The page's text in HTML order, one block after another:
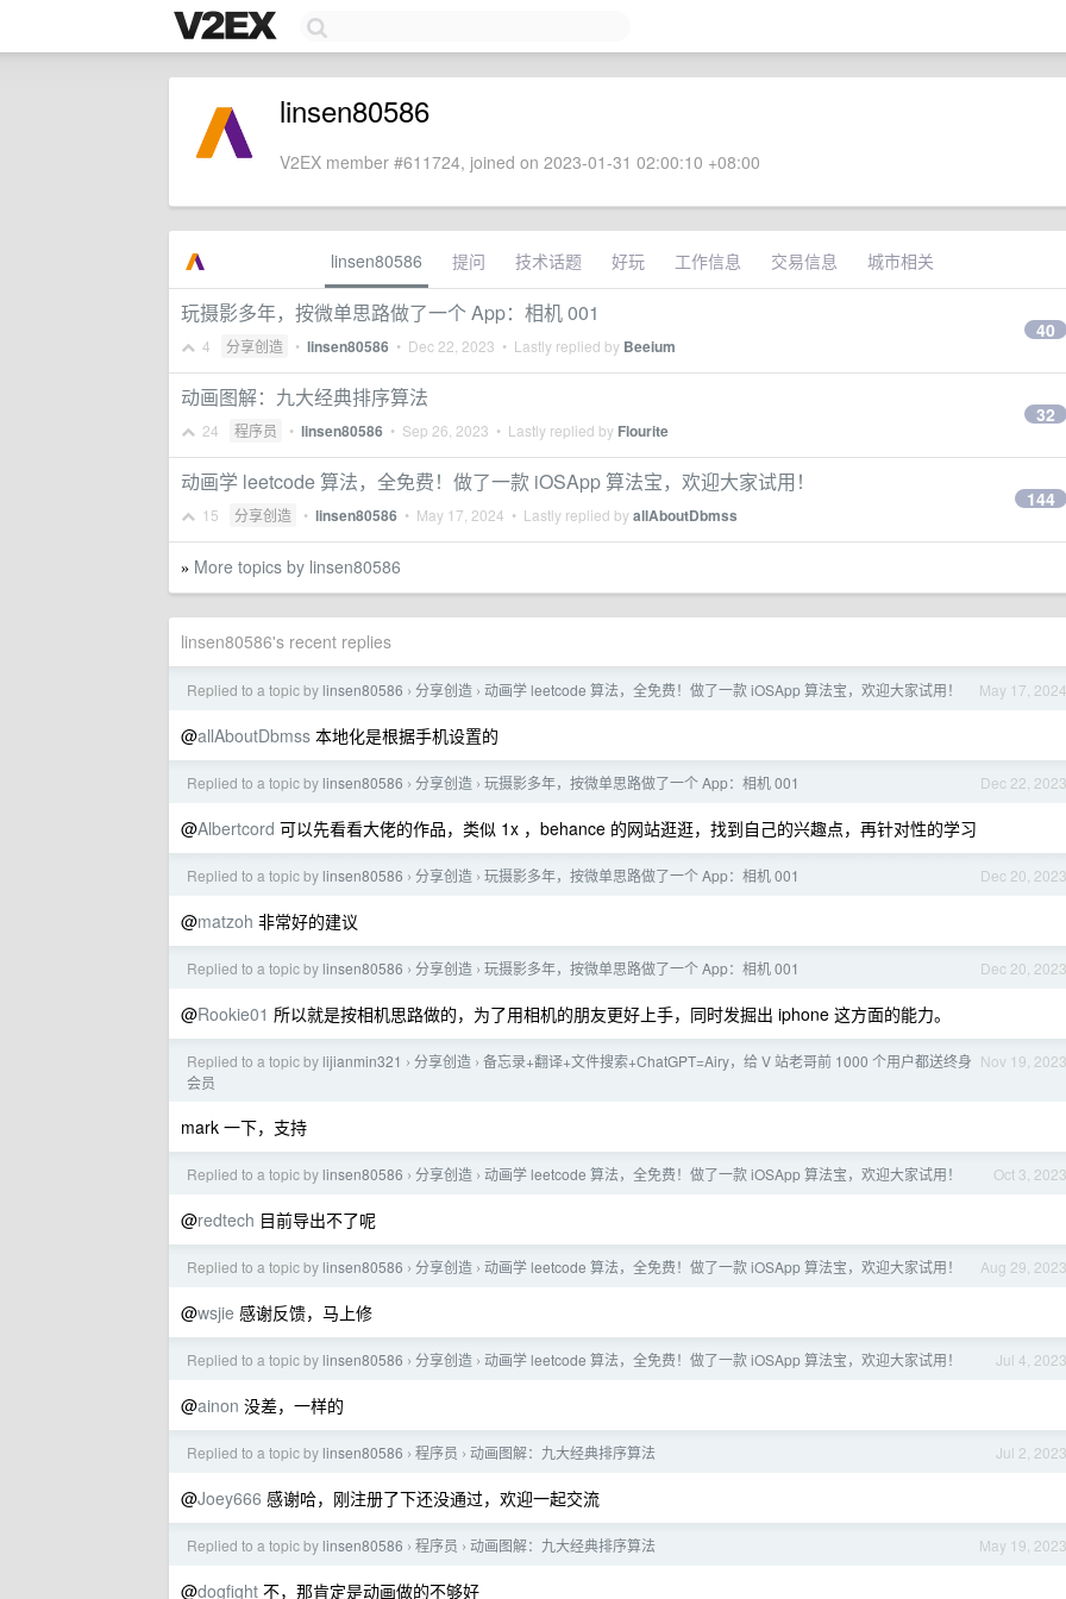
linsen80586
V2EX member #611724, joined on 2023-01-31 02:00:10 +08:00
linsen80586 提问 技术话题 好玩 工作信息 交易信息 城市相关
玩摄影多年，按微单思路做了一个 App：相机 001
4 分享创造 • linsen80586 • Dec 22, 2023 • Lastly replied by Beeium
40
动画图解：九大经典排序算法
24 程序员 • linsen80586 • Sep 26, 2023 • Lastly replied by Flourite
32
动画学 leetcode 算法，全免费！做了一款 iOSApp 算法宝，欢迎大家试用！
15 分享创造 • linsen80586 • May 17, 2024 • Lastly replied byallAboutDbmss
144
» More topics by linsen80586
linsen80586's recent replies
May 17, 2024
Replied to a topic by linsen80586 › 分享创造 › 动画学 leetcode 算法，全免费！做了一款 iOSApp 算法宝，欢迎大家试用！
@allAboutDbmss 本地化是根据手机设置的
Dec 22, 2023
Replied to a topic by linsen80586 › 分享创造 › 玩摄影多年，按微单思路做了一个 App：相机 001
@Albertcord 可以先看看大佬的作品，类似 1x ，behance 的网站逛逛，找到自己的兴趣点，再针对性的学习
Dec 20, 2023
Replied to a topic by linsen80586 › 分享创造 › 玩摄影多年，按微单思路做了一个 App：相机 001
@matzoh 非常好的建议
Dec 20, 2023
Replied to a topic by linsen80586 › 分享创造 › 玩摄影多年，按微单思路做了一个 App：相机 001
@Rookie01 所以就是按相机思路做的，为了用相机的朋友更好上手，同时发掘出 iphone 这方面的能力。
Nov 19, 2023
Replied to a topic by lijianmin321 › 分享创造 › 备忘录+翻译+文件搜索+ChatGPT=Airy，给 V 站老哥前 1000 个用户都送终身
会员
mark 一下，支持
Oct 3, 2023
Replied to a topic by linsen80586 › 分享创造 › 动画学 leetcode 算法，全免费！做了一款 iOSApp 算法宝，欢迎大家试用！
@redtech 目前导出不了呢
Aug 29, 2023
Replied to a topic by linsen80586 › 分享创造 › 动画学 leetcode 算法，全免费！做了一款 iOSApp 算法宝，欢迎大家试用！
@wsjie 感谢反馈，马上修
Jul 4, 2023
Replied to a topic by linsen80586 › 分享创造 › 动画学 leetcode 算法，全免费！做了一款 iOSApp 算法宝，欢迎大家试用！
@ainon 没差，一样的
Jul 2, 2023
Replied to a topic by linsen80586 › 程序员 › 动画图解：九大经典排序算法
@Joey666 感谢哈，刚注册了下还没通过，欢迎一起交流
May 19, 2023
Replied to a topic by linsen80586 › 程序员 › 动画图解：九大经典排序算法
@dogfight 不，那肯定是动画做的不够好